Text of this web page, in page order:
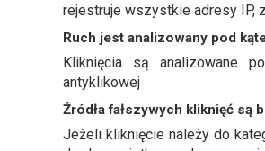
rejestruje wszystkie adresy IP,
Ruch jest analizowany pod
Kliknięcia są analizowane
antyklikowej
Źródła fałszywych kliknięć są
Jeżeli kliknięcie należy do